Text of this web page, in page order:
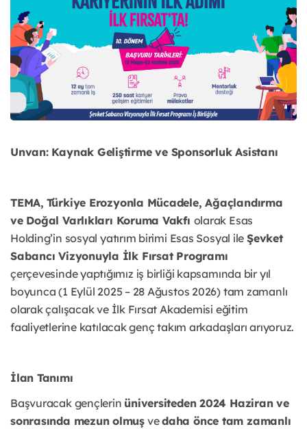
Unvan: Kaynak Geliştirme ve Sponsorluk Asistanı
TEMA, Türkiye Erozyonla Mücadele, Ağaçlandırma
ve Doğal Varlıkları Koruma Vakfı olarak Esas
Holding’in sosyal yatırım birimi Esas Sosyal ile Şevket
Sabancı Vizyonuyla İlk Fırsat Programı
çerçevesinde yaptığımız iş birliği kapsamında bir yıl
boyunca (1 Eylül 2025 – 28 Ağustos 2026) tam zamanlı
olarak çalışacak ve İlk Fırsat Akademisi eğitim
faaliyetlerine katılacak genç takım arkadaşları arıyoruz.
İlan Tanımı
Başvuracak gençlerin üniversiteden 2024 Haziran ve
sonrasında mezun olmuş vedaha önce tam zamanlı